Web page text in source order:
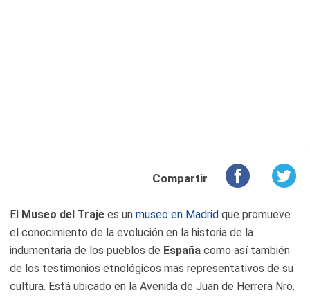
Compartir
El Museo del Traje es un museo en Madrid que promueve
el conocimiento de la evolución en la historia de la
indumentaria de los pueblos de España como así también
de los testimonios etnológicos mas representativos de su
cultura. Está ubicado en la Avenida de Juan de Herrera Nro.